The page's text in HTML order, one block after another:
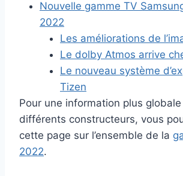
Nouvelle gamme TV
2022
Les améliorations de
Le dolby Atmos arrive
Le nouveau système
Tizen
Pour une information plus
différents constructeurs, vous
cette page sur l’ensemble de la
2022.